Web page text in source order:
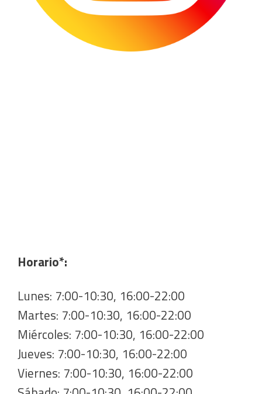
Horario*:
Lunes: 7:00-10:30, 16:00-22:00
Martes: 7:00-10:30, 16:00-22:00
Miércoles: 7:00-10:30, 16:00-22:00
Jueves: 7:00-10:30, 16:00-22:00
Viernes: 7:00-10:30, 16:00-22:00